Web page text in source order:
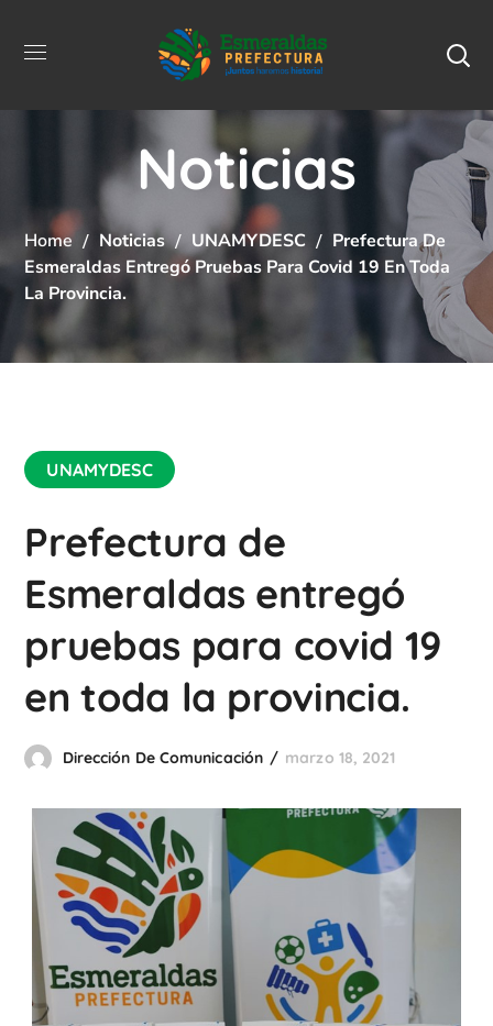
Noticias
Home Noticias UNAMYDESC
Prefectura De
Esmeraldas Entregó Pruebas Para Covid 19 En Toda
La Provincia.
UNAMYDESC
Prefectura de
Esmeraldas entregó
pruebas para covid 19
en toda la provincia.
Dirección De Comunicación marzo 18, 2021